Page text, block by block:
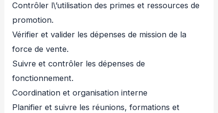
Contrôler l\’utilisation des primes et ressources de
promotion.
Vérifier et valider les dépenses de mission de la
force de vente.
Suivre et contrôler les dépenses de
fonctionnement.
Coordination et organisation interne
Planifier et suivre les réunions, formations et